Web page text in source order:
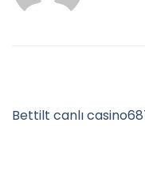
Bettilt canlı